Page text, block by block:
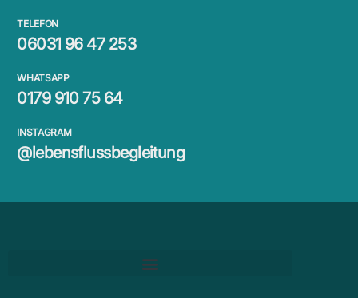
TELEFON
06031 96 47 253
WHATSAPP
0179 910 75 64
INSTAGRAM
@lebensflussbegleitung